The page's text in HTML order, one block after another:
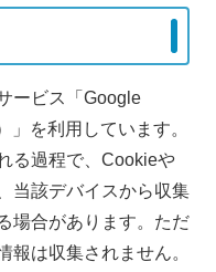
ービス「Google
を利用しています。
る過程で、Cookieや
当該デバイスから収集
場合があります。ただ
報は収集されません。